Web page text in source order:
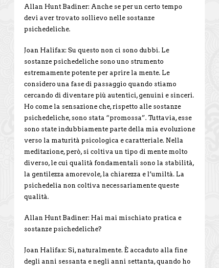
Allan Hunt Badiner: Anche se per un certo tempo
devi aver trovato sollievo nelle sostanze
psichedeliche.
Joan Halifax: Su questo non ci sono dubbi. Le
sostanze psichedeliche sono uno strumento
estremamente potente per aprire la mente. Le
considero una fase di passaggio quando stiamo
cercando di diventare più autentici, genuini e sinceri.
Ho come la sensazione che, rispetto alle sostanze
psichedeliche, sono stata “promossa”. Tuttavia, esse
sono state indubbiamente parte della mia evoluzione
verso la maturità psicologica e caratteriale. Nella
meditazione, però, si coltiva un tipo di mente molto
diverso, le cui qualità fondamentali sono la stabilità,
la gentilezza amorevole, la chiarezza e l’umiltà. La
psichedelia non coltiva necessariamente queste
qualità.
Allan Hunt Badiner: Hai mai mischiato pratica e
sostanze psichedeliche?
Joan Halifax: Sì, naturalmente. È accaduto alla fine
degli anni sessanta e negli anni settanta, quando ho